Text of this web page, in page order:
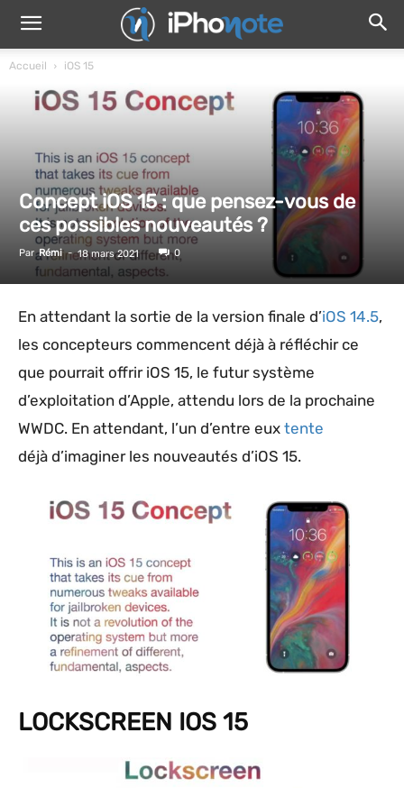
Accueil iOS 15
Concept iOS 15 : que pensez-vous de
ces possibles nouveautés ?
Par Rémi - 18 mars 2021 0
En attendant la sortie de la version finale d’iOS 14.5,
les concepteurs commencent déjà à réfléchir ce
que pourrait offrir iOS 15, le futur système
d’exploitation d’Apple, attendu lors de la prochaine
WWDC. En attendant, l’un d’entre eux tente
déjà d’imaginer les nouveautés d’iOS 15.
LOCKSCREEN IOS 15